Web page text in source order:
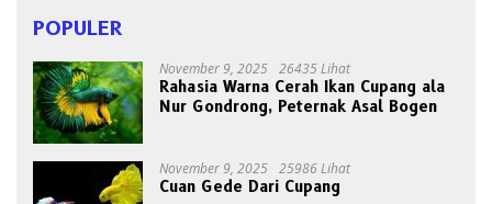
POPULER
November 9, 2025 26435 Lihat
Rahasia Warna Cerah Ikan Cupang ala
Nur Gondrong, Peternak Asal Bogen
November 9, 2025 25986 Lihat
Cuan Gede Dari Cupang